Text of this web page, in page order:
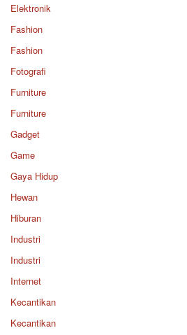
Elektronik
Fashion
Fashion
Fotografi
Furniture
Furniture
Gadget
Game
Gaya Hidup
Hewan
Hiburan
Industri
Industri
Internet
Kecantikan
Kecantikan